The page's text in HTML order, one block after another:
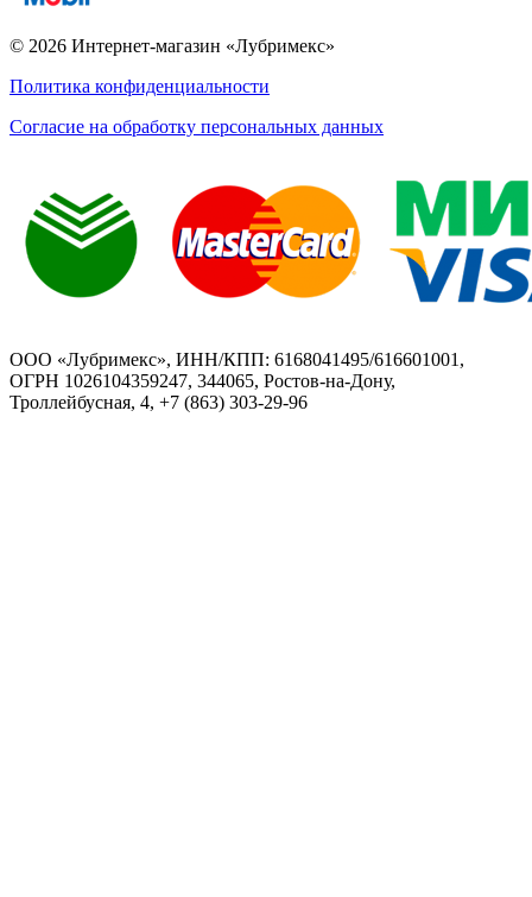
© 2026 Интернет-магазин «Лубримекс»
Политика конфиденциальности
Согласие на обработку персональных данных
ООО «Лубримекс», ИНН/КПП: 6168041495/616601001,
ОГРН 1026104359247, 344065, Ростов-на-Дону,
Троллейбусная, 4, +7 (863) 303-29-96